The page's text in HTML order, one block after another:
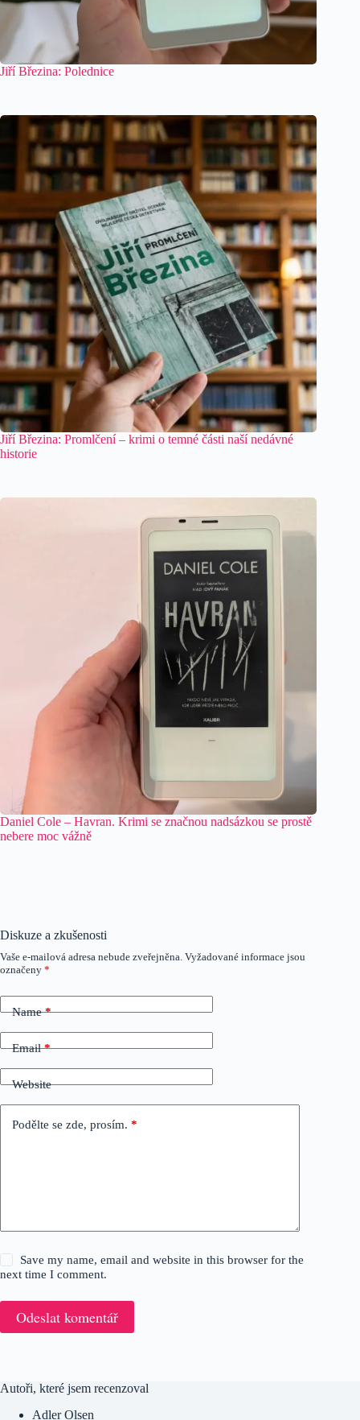
Jiří Březina: Polednice
Jiří Březina: Promlčení – krimi o temné části naší nedávné
historie
Daniel Cole – Havran. Krimi se značnou nadsázkou se prostě
nebere moc vážně
Diskuze a zkušenosti
Vaše e-mailová adresa nebude zveřejněna. Vyžadované informace jsou
označeny *
Name*
Email*
Website
Podělte se zde, prosím. *
Save my name, email and website in this browser for the
next time I comment.
Odeslat komentář
Autoři, které jsem recenzoval
Adler Olsen